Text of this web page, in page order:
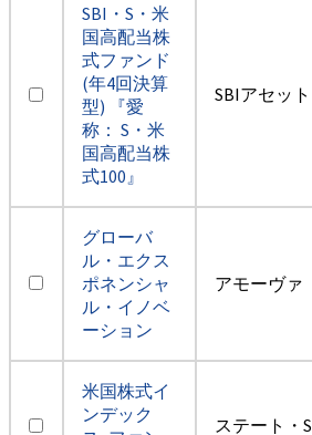
SBI・S・米
国高配当株
式ファンド
(年4回決算
型) 『愛
称： S・米
国高配当株
式100』
SBIアセット
グローバ
ル・エクス
ポネンシャ
ル・イノベ
ーション
アモーヴァ
米国株式イ
ンデック
ステート・S